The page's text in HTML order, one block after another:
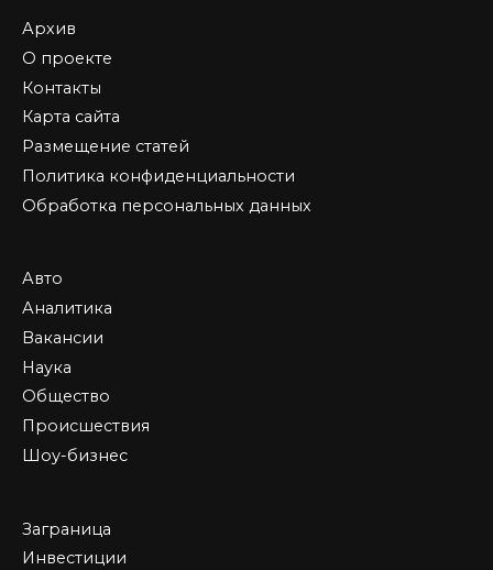
Архив
О проекте
Контакты
Карта сайта
Размещение статей
Политика конфиденциальности
Обработка персональных данных
Авто
Аналитика
Вакансии
Наука
Общество
Происшествия
Шоу-бизнес
Заграница
Инвестиции